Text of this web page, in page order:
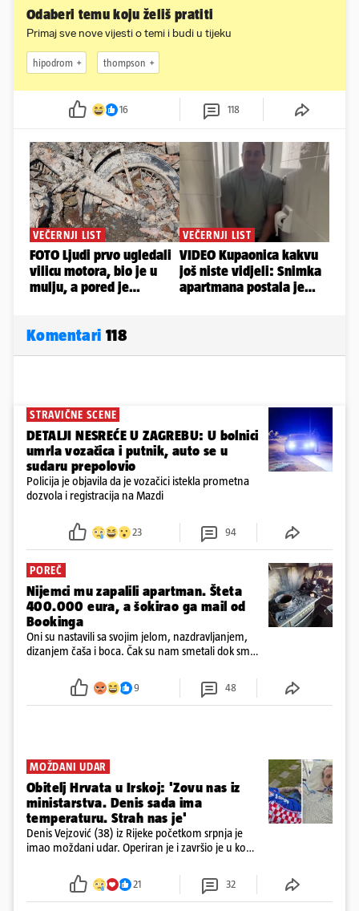
Odaberi temu koju želiš pratiti
Primaj sve nove vijesti o temi i budi u tijeku
hipodrom thompson
16 118
Komentari 118
STRAVIČNE SCENE
DETALJI NESREĆE U ZAGREBU: U bolnici
umrla vozačica i putnik, auto se u
sudaru prepolovio
Policija je objavila da je vozačici istekla prometna
dozvola i registracija na Mazdi
23 94
POREČ
Nijemci mu zapalili apartman. Šteta
400.000 eura, a šokirao ga mail od
Bookinga
Oni su nastavili sa svojim jelom, nazdravljanjem,
dizanjem čaša i boca. Čak su nam smetali dok smo
požar, rekao je vlasnik
9 48
MOŽDANI UDAR
Obitelj Hrvata u Irskoj: 'Zovu nas iz
ministarstva. Denis sada ima
temperaturu. Strah nas je'
Denis Vejzović (38) iz Rijeke početkom srpnja je
imao moždani udar. Operiran je i završio je u komi.
tamošnji liječnici ne vjeruju u oporavak: 'Imamo
21 32